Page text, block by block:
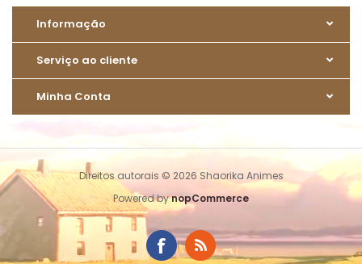
Informação
Serviço ao cliente
Minha Conta
Direitos autorais © 2026 Shaorika Animes
Powered bynopCommerce